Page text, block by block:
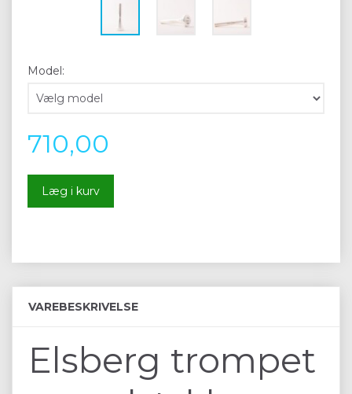
Model:
710,00
Læg i kurv
VAREBESKRIVELSE
Elsberg trompet